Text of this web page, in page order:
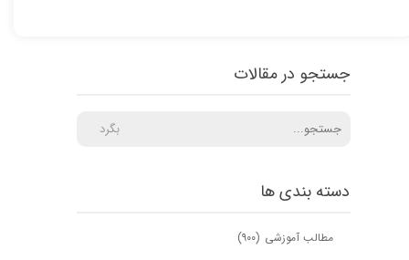
دسته بندی ها
مطالب آموزشی (۹۰۰)
جستجو در مقالات
بگرد